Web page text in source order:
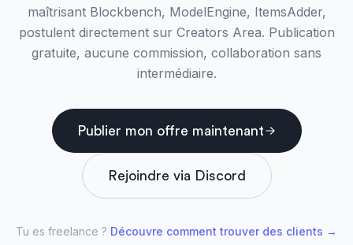
maîtrisant Blockbench, ModelEngine, ItemsAdder,
postulent directement sur Creators Area. Publication
gratuite, aucune commission, collaboration sans
intermédiaire.
Publier mon offre maintenant
Rejoindre via Discord
Tu es freelance ? Découvre comment trouver des clients →